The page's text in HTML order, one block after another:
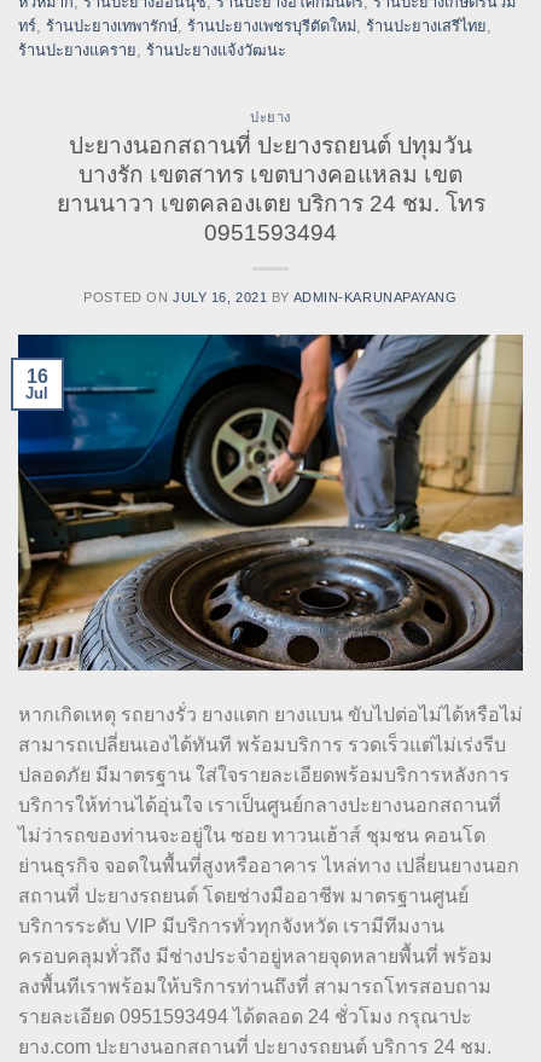
ทร์, ร้านปะยางเทพารักษ์, ร้านปะยางเพชรบุรีตัดใหม่, ร้านปะยางเสรีไทย,
ร้านปะยางแคราย, ร้านปะยางแจ้งวัฒนะ
ปะยาง
ปะยางนอกสถานที่ ปะยางรถยนต์ ปทุมวัน
บางรัก เขตสาทร เขตบางคอแหลม เขต
ยานนาวา เขตคลองเตย บริการ 24 ชม. โทร
0951593494
POSTED ON JULY 16, 2021 BY ADMIN-KARUNAPAYANG
16
Jul
หากเกิดเหตุ รถยางรั่ว ยางแตก ยางแบน ขับไปต่อไม่ได้หรือไม่
สามารถเปลี่ยนเองได้ทันที พร้อมบริการ รวดเร็วแต่ไม่เร่งรีบ
ปลอดภัย มีมาตรฐาน ใส่ใจรายละเอียดพร้อมบริการหลังการ
บริการให้ท่านได้อุ่นใจ เราเป็นศูนย์กลางปะยางนอกสถานที่
ไม่ว่ารถของท่านจะอยู่ใน ซอย ทาวนเฮ้าส์ ชุมชน คอนโด
ย่านธุรกิจ จอดในพื้นที่สูงหรืออาคาร ไหล่ทาง เปลี่ยนยางนอก
สถานที่ ปะยางรถยนต์ โดยช่างมืออาชีพ มาตรฐานศูนย์
บริการระดับ VIP มีบริการทั่วทุกจังหวัด เรามีทีมงาน
ครอบคลุมทั่วถึง มีช่างประจำอยู่หลายจุดหลายพื้นที่ พร้อม
ลงพื้นทีเราพร้อมให้บริการท่านถึงที่ สามารถโทรสอบถาม
รายละเอียด 0951593494 ได้ตลอด 24 ชั่วโมง กรุณาปะ
ยาง.com ปะยางนอกสถานที่ ปะยางรถยนต์ บริการ 24 ชม.